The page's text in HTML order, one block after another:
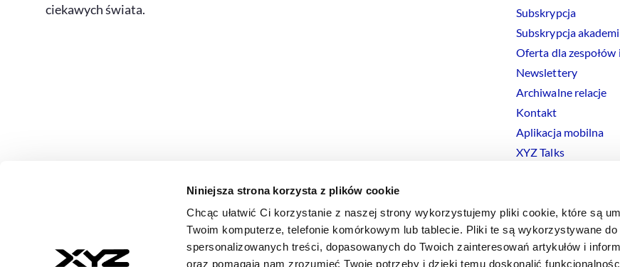
Niniejsza strona korzysta z plików cookie
Chcąc ułatwić Ci korzystanie z naszej strony wykorzystujemy pliki cookie, które są
Twoim komputerze, telefonie komórkowym lub tablecie. Pliki te są wykorzystywane do
spersonalizowanych treści, dopasowanych do Twoich zainteresowań artykułów i
oraz pomagają nam zrozumieć Twoje potrzeby i dzięki temu doskonalić
ciekawych świata.
Subskrypcja
Subskrypcja
Oferta dla zespołów
Newslettery
Archiwalne relacje
Kontakt
Aplikacja mobilna
XYZ Talks
© 2026 XYZ. Wszystkie prawa zastrzeżone
ISSN 3071-8147
Polityka prywatnościPolitykaCookiesRegulamin